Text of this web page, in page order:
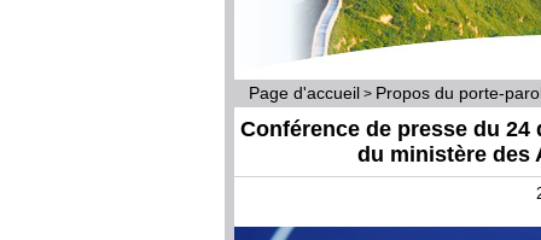
Page d'accueil > Propos du porte-
Conférence de presse du 24
du ministère des